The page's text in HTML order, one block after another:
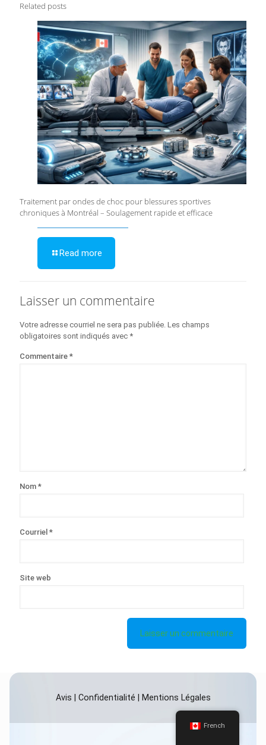
Related posts
Traitement par ondes de choc pour blessures sportives
chroniques à Montréal – Soulagement rapide et efficace
Read more
Laisser un commentaire
Votre adresse courriel ne sera pas publiée. Les champs
obligatoires sont indiqués avec *
Commentaire *
Nom *
Courriel *
Site web
Avis Confidentialité Mentions Légales
French